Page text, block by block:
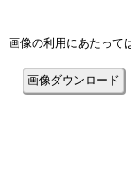
画像の利用にあたって
画像ダウンロード